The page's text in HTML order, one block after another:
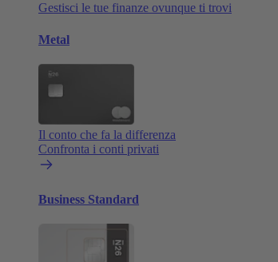
Gestisci le tue finanze ovunque ti trovi
Metal
Il conto che fa la differenza
Confronta i conti privati
Business Standard